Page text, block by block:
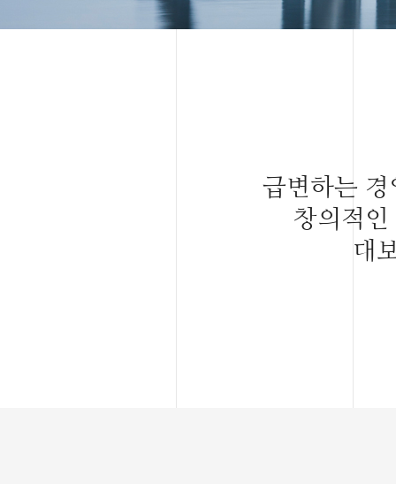
급변하는
창의적
대